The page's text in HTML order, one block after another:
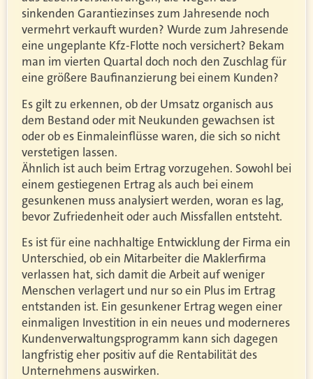
sinkenden Garantiezinses zum Jahresende noch
vermehrt verkauft wurden? Wurde zum Jahresende
eine ungeplante Kfz-Flotte noch versichert? Bekam
man im vierten Quartal doch noch den Zuschlag für
eine größere Baufinanzierung bei einem Kunden?
Es gilt zu erkennen, ob der Umsatz organisch aus
dem Bestand oder mit Neukunden gewachsen ist
oder ob es Einmaleinflüsse waren, die sich so nicht
verstetigen lassen.
Ähnlich ist auch beim Ertrag vorzugehen. Sowohl bei
einem gestiegenen Ertrag als auch bei einem
gesunkenen muss analysiert werden, woran es lag,
bevor Zufriedenheit oder auch Missfallen entsteht.
Es ist für eine nachhaltige Entwicklung der Firma ein
Unterschied, ob ein Mitarbeiter die Maklerfirma
verlassen hat, sich damit die Arbeit auf weniger
Menschen verlagert und nur so ein Plus im Ertrag
entstanden ist. Ein gesunkener Ertrag wegen einer
einmaligen Investition in ein neues und moderneres
Kundenverwaltungsprogramm kann sich dagegen
langfristig eher positiv auf die Rentabilität des
Unternehmens auswirken.